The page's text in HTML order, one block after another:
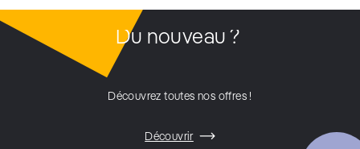
Du nouveau ?
Découvrez toutes nos offres !
Découvrir